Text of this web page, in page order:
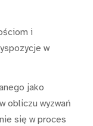
i
w
jako
obliczu wyzwań
się w proces